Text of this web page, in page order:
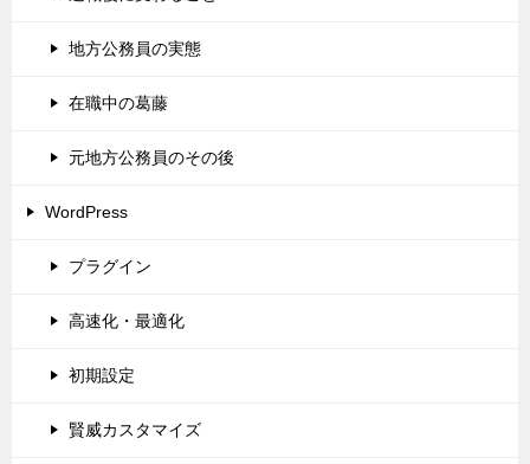
地方公務員の実態
在職中の葛藤
元地方公務員のその後
WordPress
プラグイン
高速化・最適化
初期設定
賢威カスタマイズ